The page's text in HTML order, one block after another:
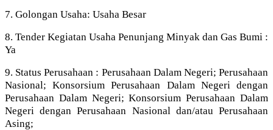
7. Golongan Usaha: Usaha Besar
8. Tender Kegiatan Usaha Penunjang Minyak dan Gas Bumi :
Ya
9. Status Perusahaan : Perusahaan Dalam Negeri; Perusahaan
Nasional; Konsorsium Perusahaan Dalam Negeri dengan
Perusahaan Dalam Negeri; Konsorsium Perusahaan Dalam
Negeri dengan Perusahaan Nasional dan/atau Perusahaan
Asing;